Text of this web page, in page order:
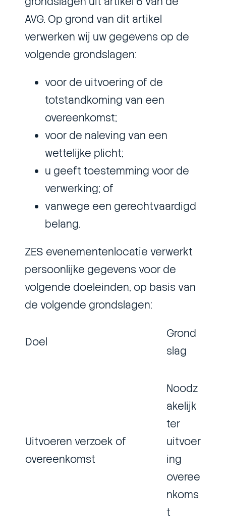
AVG. Op grond van dit artikel
verwerken wij uw gegevens op de
volgende grondslagen:
voor de uitvoering of de
totstandkoming van een
overeenkomst;
voor de naleving van een
wettelijke plicht;
u geeft toestemming voor de
verwerking; of
vanwege een gerechtvaardigd
belang.
ZES evenementenlocatie verwerkt
persoonlijke gegevens voor de
volgende doeleinden, op basis van
de volgende grondslagen:
Doel
Grond
slag
Uitvoeren verzoek of
overeenkomst
Noodz
akelijk
ter
uitvoer
ing
overee
nkoms
t